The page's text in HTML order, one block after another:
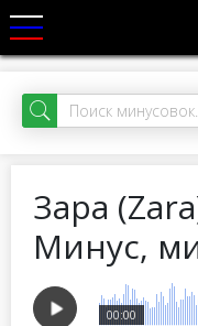
Зара
Минус,
00:00